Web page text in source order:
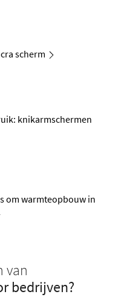
scherm
knikarmschermen
om warmteopbouw in
van
bedrijven?